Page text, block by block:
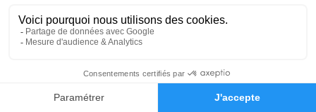
Faire-part Hommages
Cérémonie religieuse
Crématorium de Vendin-lès-Béthune
Rue d'Hinges